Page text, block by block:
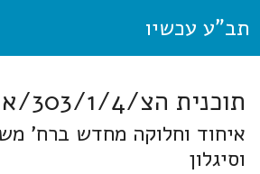
תב"ע עכשיו
תוכנית הצ/303/1/4/א שרונים
איחוד וחלוקה מחדש ברח'
וסיגלון